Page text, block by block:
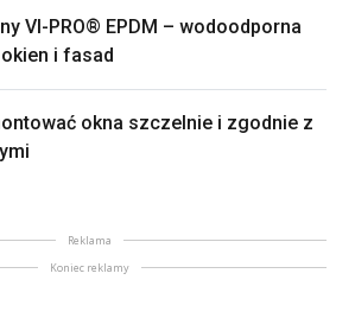
VI-PRO® EPDM – wodoodporna
i fasad
okna szczelnie i zgodnie z
Reklama
Koniec reklamy